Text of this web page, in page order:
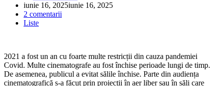
iunie 16, 2025iunie 16, 2025
2 comentarii
Liste
2021 a fost un an cu foarte multe restricții din cauza pandemiei
Covid. Multe cinematografe au fost închise perioade lungi de timp.
De asemenea, publicul a evitat sălile închise. Parte din audiența
cinematografică s-a făcut prin proiecții în aer liber sau în săli care